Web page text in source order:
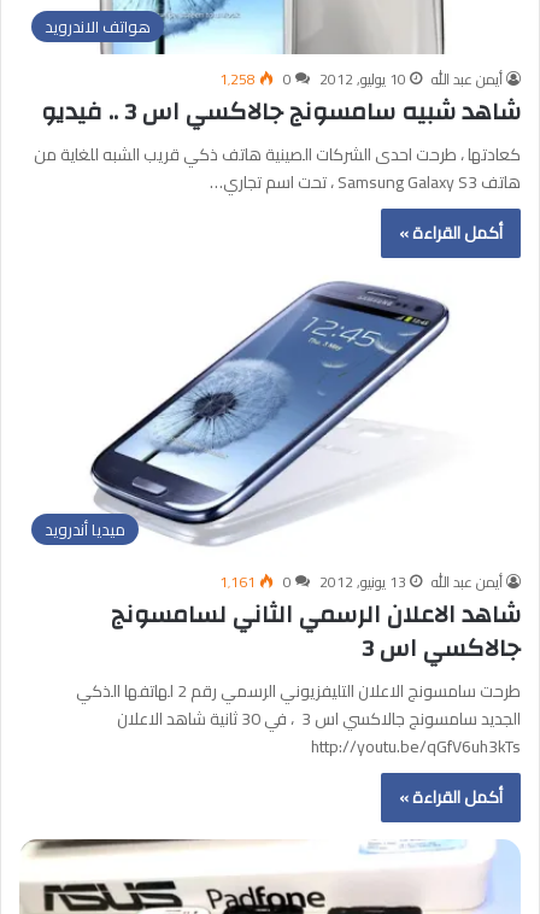
هواتف الاندرويد
أيمن عبد الله 10 يوليو, 2012 0 1٬258
شاهد شبيه سامسونج جالاكسي اس 3 .. فيديو
كعادتها ، طرحت احدى الشركات الصينية هاتف ذكي قريب الشبه للغاية من
هاتف Samsung Galaxy S3 ، تحت اسم تجاري…
أكمل القراءة »
ميديا أندرويد
أيمن عبد الله 13 يونيو, 2012 0 1٬161
شاهد الاعلان الرسمي الثاني لسامسونج
جالاكسي اس 3
طرحت سامسونج الاعلان التليفزيوني الرسمي رقم 2 لهاتفها الذكي
الجديد سامسونج جالاكسي اس 3 ، في 30 ثانية شاهد الاعلان
http://youtu.be/qGfV6uh3kTs
أكمل القراءة »